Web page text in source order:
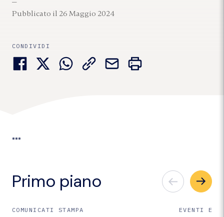
Pubblicato il 26 Maggio 2024
CONDIVIDI
***
Primo piano
COMUNICATI STAMPA EVENTI E